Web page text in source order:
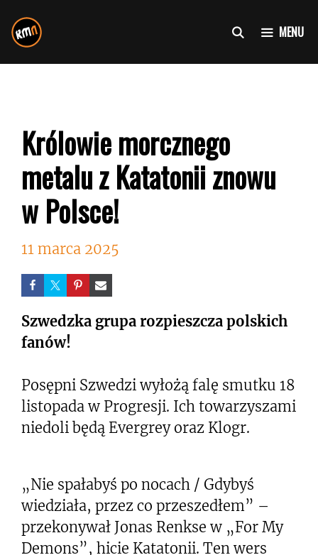
do
treści
MENU
Królowie morcznego
metalu z Katatonii znowu
w Polsce!
11 marca 2025
Szwedzka grupa rozpieszcza polskich
fanów!
Posępni Szwedzi wyłożą falę smutku 18
listopada w Progresji. Ich towarzyszami
niedoli będą Evergrey oraz Klogr.
„Nie spałabyś po nocach / Gdybyś
wiedziała, przez co przeszedłem” –
przekonywał Jonas Renkse w „For My
Demons”, hicie Katatonii. Ten wers